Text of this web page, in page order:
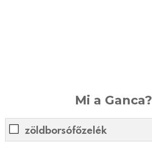
Mi a Ganca?
zöldborsófőzelék